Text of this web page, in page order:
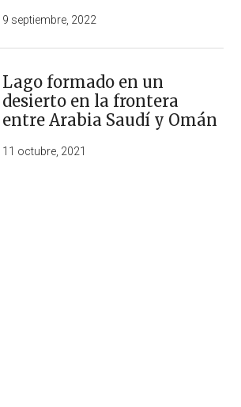
9 septiembre, 2022
Lago formado en un
desierto en la frontera
entre Arabia Saudí y Omán
11 octubre, 2021